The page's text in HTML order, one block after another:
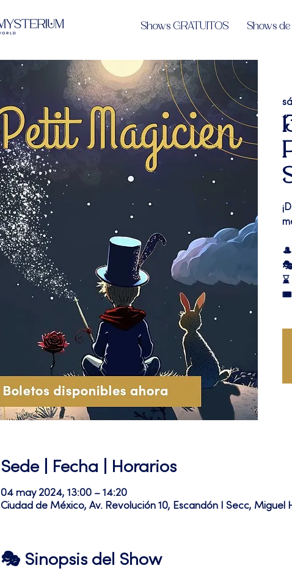
Shows GRATUITOS Shows
🎟
Sede | Fecha | Horarios
04 may 2024, 13:00 – 14:20
Ciudad de México, Av. Revolución 10, Escandón I Secc,
🎭 Sinopsis del Show